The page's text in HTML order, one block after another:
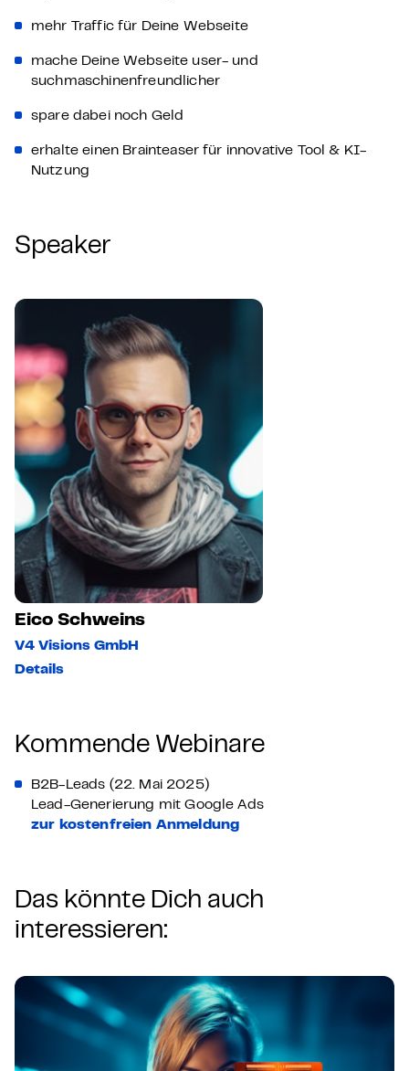
mehr Traffic für Deine Webseite
mache Deine Webseite user- und
suchmaschinenfreundlicher
spare dabei noch Geld
erhalte einen Brainteaser für innovative Tool & KI-
Nutzung
Speaker
Eico Schweins
V4 Visions GmbH
Details
Kommende Webinare
B2B-Leads (22. Mai 2025)
Lead-Generierung mit Google Ads
zur kostenfreien Anmeldung
Das könnte Dich auch
interessieren: